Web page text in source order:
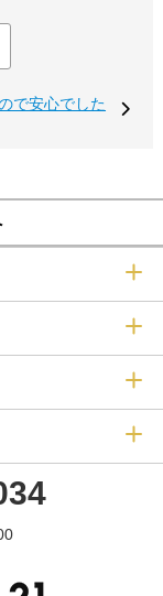
で安心でした